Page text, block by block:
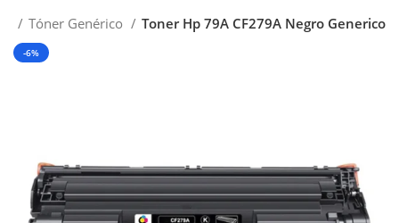
Tóner Genérico Toner Hp 79A CF279A Negro Generico
-6%